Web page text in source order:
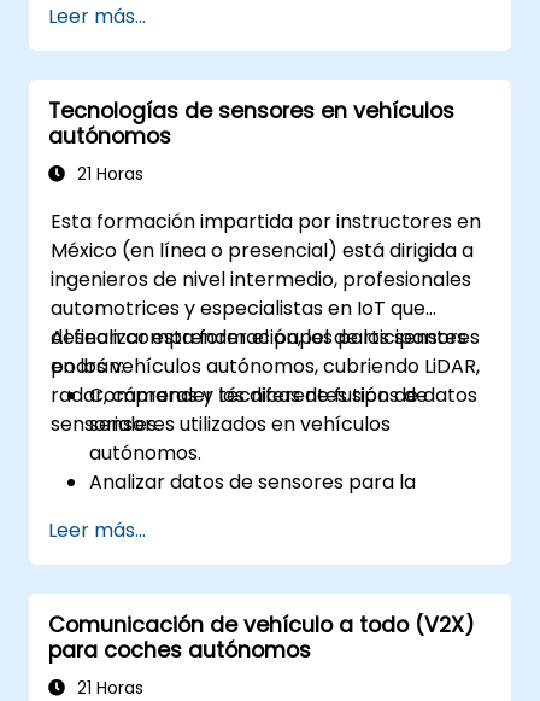
Integrar datos provenientes de LiDAR,
cámaras y RADAR para mejorar la
percepción.
Analizar y evaluar el rendimiento del
sistema de fusión bajo diversas
condiciones.
reducción del ruido de los sensores y la
alineación de datos.
Leer más...
Tecnologías de sensores en vehículos
autónomos
21 Horas
Esta formación impartida por instructores en
México (en línea o presencial) está dirigida a
ingenieros de nivel intermedio, profesionales
automotrices y especialistas en IoT que
desean comprender el papel de los sensores
en los vehículos autónomos, cubriendo LiDAR,
radar, cámaras y técnicas de fusión de datos
sensoriales.
Al finalizar esta formación, los participantes
podrán:
Comprender los diferentes tipos de
sensores utilizados en vehículos
autónomos.
Analizar datos de sensores para la
toma de decisiones.
Implementar técnicas de fusión de datos
sensoriales para mejorar la precisión y
seguridad del vehículo.
Optimizar la ubicación y calibración de los
sensores para mejorar el rendimiento de
Leer más...
Comunicación de vehículo a todo (V2X)
para coches autónomos
21 Horas